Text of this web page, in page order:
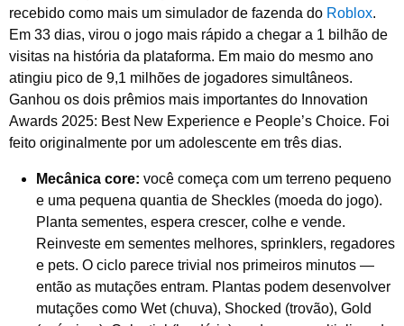
recebido como mais um simulador de fazenda do Roblox.
Em 33 dias, virou o jogo mais rápido a chegar a 1 bilhão de
visitas na história da plataforma. Em maio do mesmo ano
atingiu pico de 9,1 milhões de jogadores simultâneos.
Ganhou os dois prêmios mais importantes do Innovation
Awards 2025: Best New Experience e People’s Choice. Foi
feito originalmente por um adolescente em três dias.
Mecânica core: você começa com um terreno pequeno
e uma pequena quantia de Sheckles (moeda do jogo).
Planta sementes, espera crescer, colhe e vende.
Reinveste em sementes melhores, sprinklers, regadores
e pets. O ciclo parece trivial nos primeiros minutos —
então as mutações entram. Plantas podem desenvolver
mutações como Wet (chuva), Shocked (trovão), Gold